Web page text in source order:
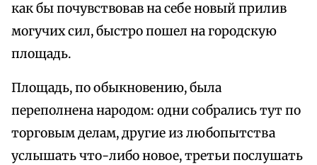
как бы почувствовав на себе новый прилив
могучих сил, быстро пошел на городскую
площадь.
Площадь, по обыкновению, была
переполнена народом: одни собрались тут по
торговым делам, другие из любопытства
услышать что-либо новое, третьи послушать